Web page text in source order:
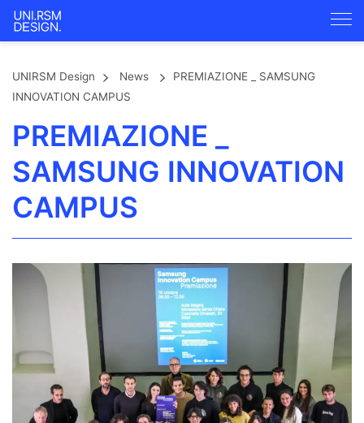
UNIRSM Design News
PREMIAZIONE _ SAMSUNG
INNOVATION CAMPUS
PREMIAZIONE _
SAMSUNG INNOVATION
CAMPUS